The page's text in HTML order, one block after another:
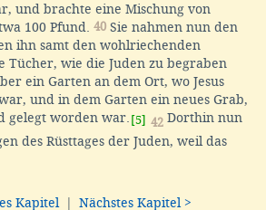
und brachte eine Mischung von
100 Pfund. 40 Sie nahmen nun den
ihn samt den wohlriechenden
Tücher, wie die Juden zu begraben
ein Garten an dem Ort, wo Jesus
und in dem Garten ein neues Grab,
gelegt worden war. [5] 42 Dorthin nun
des Rüsttages der Juden, weil das
Kapitel | Nächstes Kapitel >